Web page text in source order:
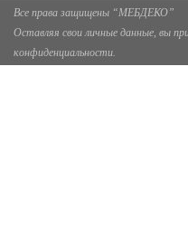
Все права защищены “МЕБДЕКО”
Оставляя свои личные данные, вы
конфиденциальности.